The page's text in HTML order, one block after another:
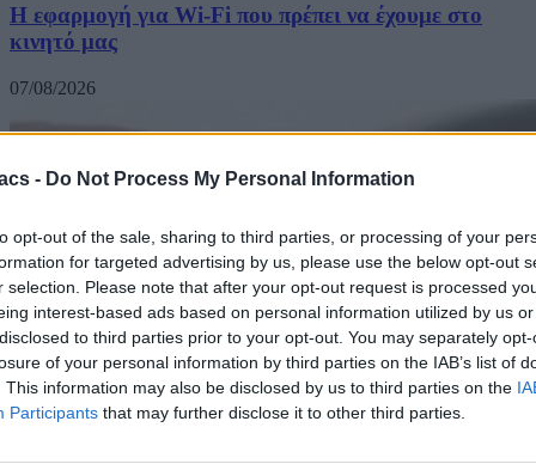
- Do Not Process My Personal Information
opt-out of the sale, sharing to third parties, or processing of your
for targeted advertising by us, please use the below opt-out
selection. Please note that after your opt-out request is processed
interest-based ads based on personal information utilized by us
to third parties prior to your opt-out. You may separately
of your personal information by third parties on the IAB’s list of
This information may also be disclosed by us to third parties on the
Participants that may further disclose it to other third parties.
Η εφαρμογή για Wi-Fi που πρέπει να έχουμε στο
κινητό μας
07/08/2026